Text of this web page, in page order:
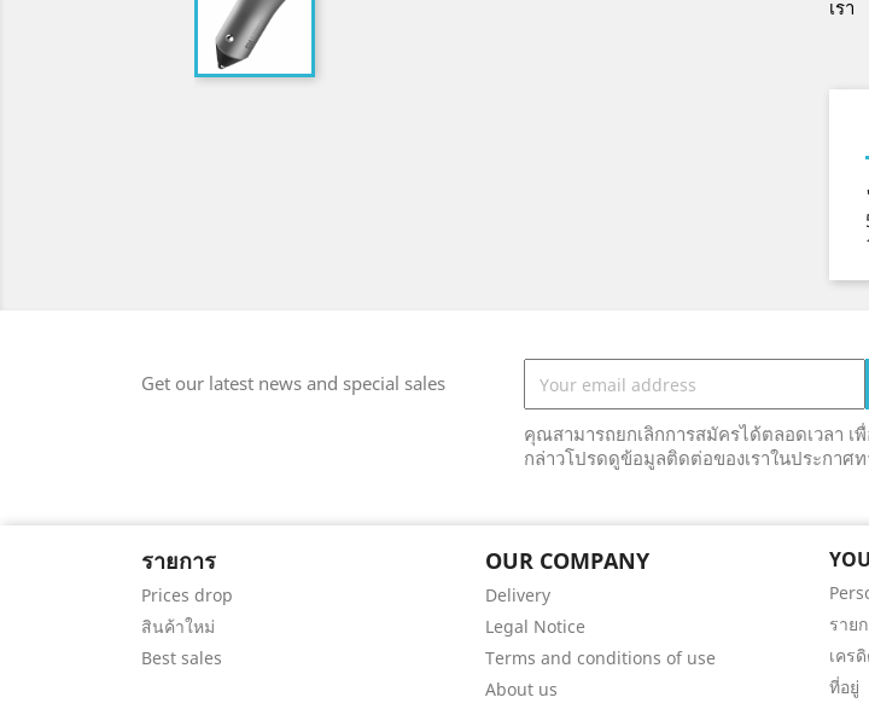
เรา
Get our latest news and special sales
คุณสามารถยกเลิกการสมัครได้ตลอดเวลา เ
กล่าวโปรดดูข้อมูลติดต่อของเราในประกาศ
รายการ
Prices drop
สินค้าใหม่
Best sales
OUR COMPANY
Delivery
Legal Notice
Terms and conditions of use
About us
ราย
เคร
ที่อยู่